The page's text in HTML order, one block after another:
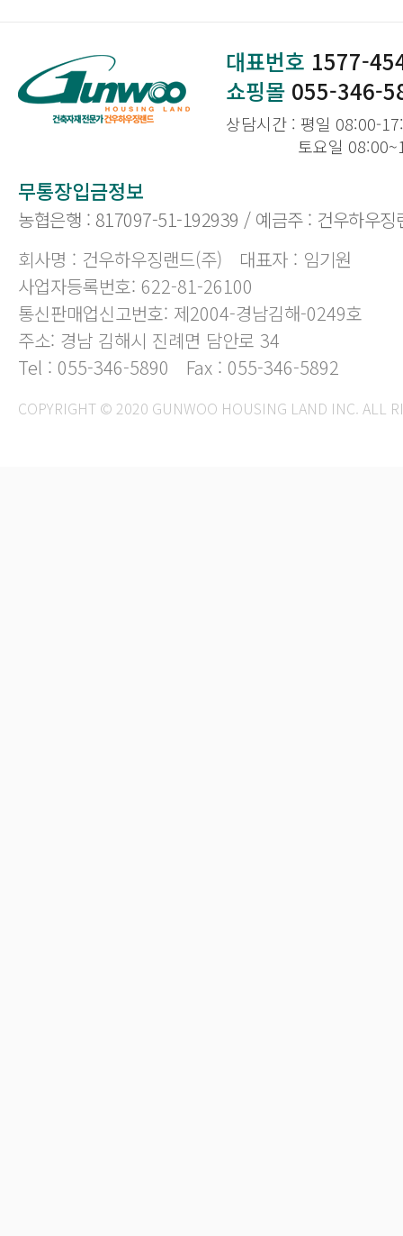
대표번호 1577-
쇼핑몰 055-346-
상담시간 : 평일 08:00-
토요일
무통장입금정보
농협은행 : 817097-51-192939 / 예금주 : 건우하우징
회사명 : 건우하우징랜드(주)
대표자 : 임기원
사업자등록번호: 622-81-26100
통신판매업신고번호: 제2004-경남김해-0249호
주소: 경남 김해시 진례면 담안로 34
Tel : 055-346-5890
Fax : 055-346-5892
COPYRIGHT © 2020 GUNWOO HOUSING LAND INC. ALL